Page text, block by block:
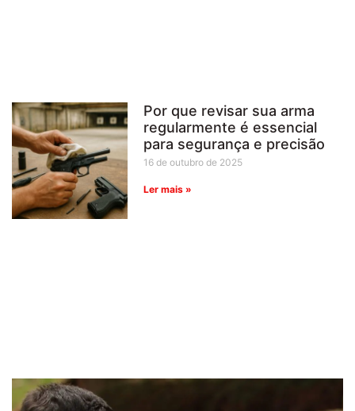
Por que revisar sua arma
regularmente é essencial
para segurança e precisão
16 de outubro de 2025
Ler mais »